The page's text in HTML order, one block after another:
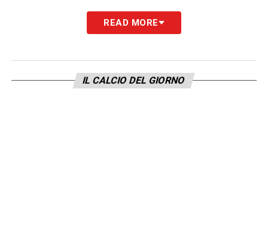
READ MORE
IL CALCIO DEL GIORNO